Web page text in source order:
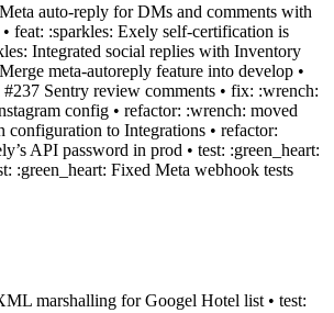
auto-reply for DMs and comments with
feat: :sparkles: Exely self-certification is
Integrated social replies with Inventory
meta-autoreply feature into develop •
Sentry review comments • fix: :wrench:
config • refactor: :wrench: moved
configuration to Integrations • refactor:
API password in prod • test: :green_heart:
:green_heart: Fixed Meta webhook tests
marshalling for Googel Hotel list • test: